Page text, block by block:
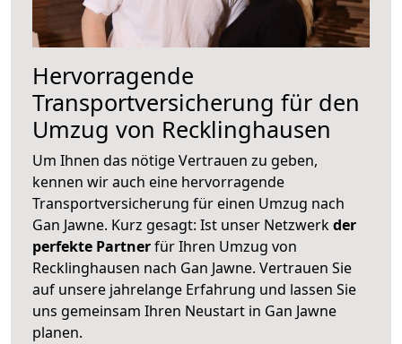
Hervorragende
Transportversicherung für den
Umzug von Recklinghausen
Um Ihnen das nötige Vertrauen zu geben,
kennen wir auch eine hervorragende
Transportversicherung für einen Umzug nach
Gan Jawne. Kurz gesagt: Ist unser Netzwerkder
perfekte Partnerfür Ihren Umzug von
Recklinghausen nach Gan Jawne. Vertrauen Sie
auf unsere jahrelange Erfahrung und lassen Sie
uns gemeinsam Ihren Neustart in Gan Jawne
planen.